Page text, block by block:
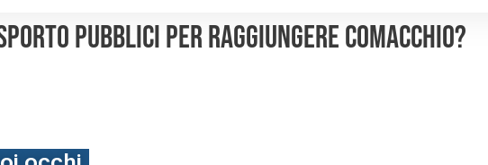
pubblici per raggiungere Comacchio?